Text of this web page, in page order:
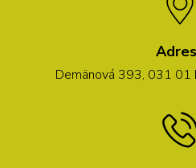
Demänová 393, 031 01